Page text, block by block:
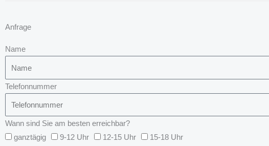
Anfrage
Name
Telefonnummer
Wann sind Sie am besten erreichbar?
ganztägig
9-12 Uhr 12-15 Uhr
15-18 Uhr